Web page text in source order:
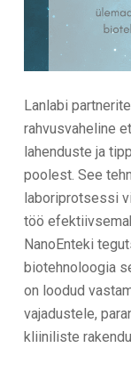
Lanlabi
rahvusvaheline
lahenduste ja
poolest. See
laboriprotsessi
töö
NanoEnteki
biotehnoloogia
on loodud
vajadustele,
kliiniliste